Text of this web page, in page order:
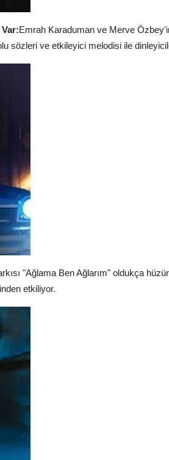
Emrah Karaduman ve Merve
sözleri ve etkileyici melodisi ile
"Ağlama Ben Ağlarım" oldukça
etkiliyor.